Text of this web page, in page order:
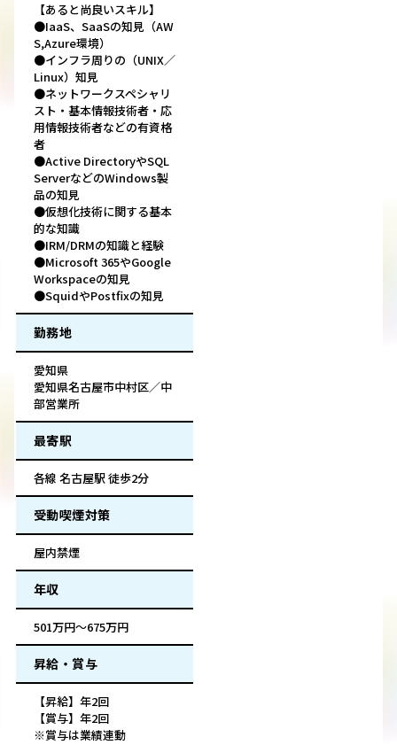
【あると尚良いスキル】
●IaaS、SaaSの知見（AW
S,Azure環境）
●インフラ周りの（UNIX／
Linux）知見
●ネットワークスペシャリ
スト・基本情報技術者・応
用情報技術者などの有資格
者
●Active DirectoryやSQL
ServerなどのWindows製
品の知見
●仮想化技術に関する基本
的な知識
●IRM/DRMの知識と経験
●Microsoft 365やGoogle
Workspaceの知見
●SquidやPostfixの知見
勤務地
愛知県
愛知県名古屋市中村区／中
部営業所
最寄駅
各線 名古屋駅 徒歩2分
受動喫煙対策
屋内禁煙
年収
501万円～675万円
昇給・賞与
【昇給】年2回
【賞与】年2回
※賞与は業績連動